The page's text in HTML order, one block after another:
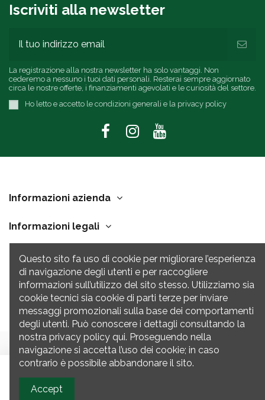
Iscriviti alla newsletter
La registrazione alla nostra newsletter ha solo vantaggi. Non
cederemo a nessuno i tuoi dati personali. Resterai sempre aggiornato
circa le nostre offerte, i finanziamenti agevolati e le curiosità del settore.
Ho letto e accetto le condizioni generali e la privacy policy
Informazioni azienda
Informazioni legali
Link Utili
Contatti
Questo sito fa uso di cookie per migliorare l’esperienza
di navigazione degli utenti e per raccogliere
informazioni sull’utilizzo del sito stesso. Utilizziamo sia
cookie tecnici sia cookie di parti terze per inviare
messaggi promozionali sulla base dei comportamenti
degli utenti. Può conoscere i dettagli consultando la
nostra privacy policy qui. Proseguendo nella
navigazione si accetta l’uso dei cookie; in caso
contrario è possibile abbandonare il sito.
Accept